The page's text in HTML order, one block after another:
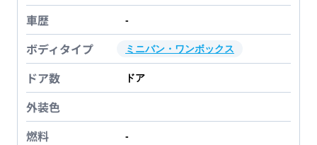
車歴 -
ボディタイプ ミニバン・ワンボックス
ドア数 ドア
外装色
燃料
-